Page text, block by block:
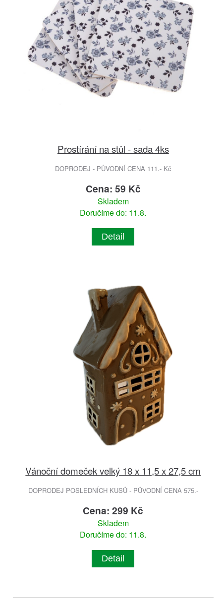
Prostírání na stůl - sada 4ks
DOPRODEJ - PŮVODNÍ CENA 111.- Kč
Cena: 59 Kč
Skladem
Doručíme do: 11.8.
Detail
Vánoční domeček velký 18 x 11,5 x 27,5 cm
DOPRODEJ POSLEDNÍCH KUSŮ - PŮVODNÍ CENA 575.-
Cena: 299 Kč
Skladem
Doručíme do: 11.8.
Detail